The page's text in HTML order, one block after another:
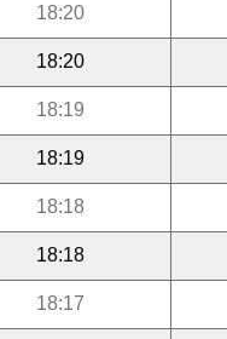
18:20
18:20
18:19
18:19
18:18
18:18
18:17